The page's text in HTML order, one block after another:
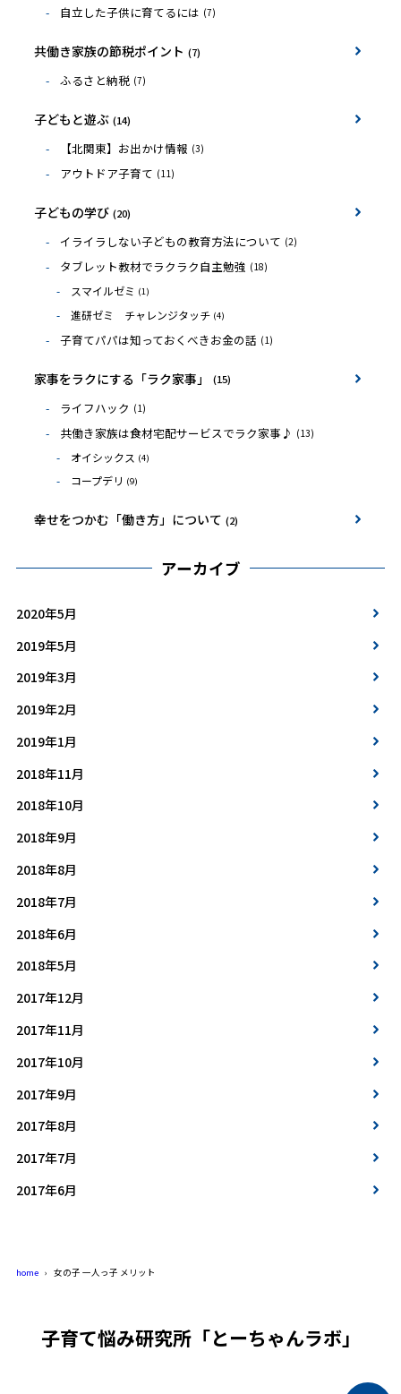
自立した子供に育てるには (7)
共働き家族の節税ポイント (7)
ふるさと納税 (7)
子どもと遊ぶ (14)
【北関東】お出かけ情報 (3)
アウトドア子育て (11)
子どもの学び (20)
イライラしない子どもの教育方法について (2)
タブレット教材でラクラク自主勉強 (18)
スマイルゼミ (1)
進研ゼミ チャレンジタッチ (4)
子育てパパは知っておくべきお金の話 (1)
家事をラクにする「ラク家事」 (15)
ライフハック (1)
共働き家族は食材宅配サービスでラク家事♪ (13)
オイシックス (4)
コープデリ (9)
幸せをつかむ「働き方」について (2)
アーカイブ
2020年5月
2019年5月
2019年3月
2019年2月
2019年1月
2018年11月
2018年10月
2018年9月
2018年8月
2018年7月
2018年6月
2018年5月
2017年12月
2017年11月
2017年10月
2017年9月
2017年8月
2017年7月
2017年6月
home 女の子 一人っ子 メリット
子育て悩み研究所「とーちゃんラボ」